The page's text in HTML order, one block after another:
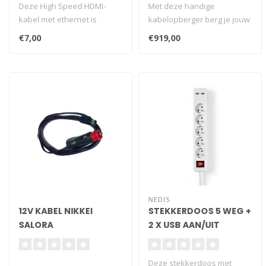
Deze High Speed HDMI-
kabel met ethernet is
geschikt voor het
netwerken van appar..
€7,00
Met deze handige
kabelopberger berg je jouw
coaxkabel altijd veilig en
overzicht..
€919,00
12V KABEL NIKKEI
SALORA
NEDIS
STEKKERDOOS 5 WEG +
2 X USB AAN/UIT
Deze stekkerdoos met